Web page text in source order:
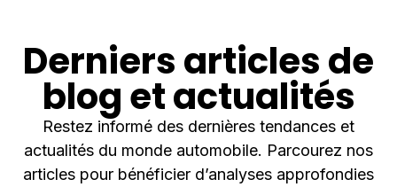
Derniers articles de
blog et actualités
Restez informé des dernières tendances et
actualités du monde automobile. Parcourez nos
articles pour bénéficier d’analyses approfondies